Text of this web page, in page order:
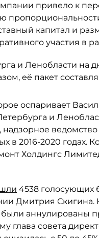
привело к
капитал и
участия в
и Ленобласти на
её пакет
оспаривает
и
надзорное
в 2016-2020 годах.
Холдингс
4538 голосующих
Дмитрия Скигина.
аннулированы
глава совета